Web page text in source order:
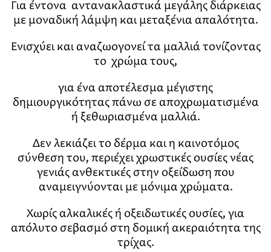
Για έντονα αντανακλαστικά μεγάλης διάρκειας
με μοναδική λάμψη και μεταξένια απαλότητα.
Ενισχύει και αναζωογονεί τα μαλλιά τονίζοντας
το χρώμα τους,
για ένα αποτέλεσμα μέγιστης
δημιουργικότητας πάνω σε αποχρωματισμένα
ή ξεθωριασμένα μαλλιά.
Δεν λεκιάζει το δέρμα και η καινοτόμος
σύνθεση του, περιέχει χρωστικές ουσίες νέας
γενιάς ανθεκτικές στην οξείδωση που
αναμειγνύονται με μόνιμα χρώματα.
Χωρίς αλκαλικές ή οξειδωτικές ουσίες, για
απόλυτο σεβασμό στη δομική ακεραιότητα της
τρίχας.